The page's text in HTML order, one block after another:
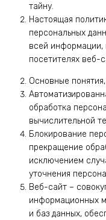
тайну.
Настоящая
персональных
всей информации,
посетителях веб-
Основные
обработка
вычислительной
Блокирование
прекращение
исключением
уточнения
Веб-сайт –
информационных
и баз данных,